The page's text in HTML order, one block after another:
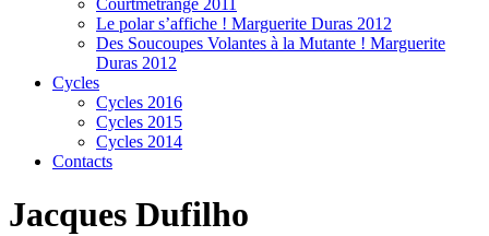
Le polar s’affiche ! Marguerite Duras 2012
Des Soucoupes Volantes à la Mutante ! Marguerite
Duras 2012
Cycles
Cycles 2016
Cycles 2015
Cycles 2014
Contacts
Jacques Dufilho